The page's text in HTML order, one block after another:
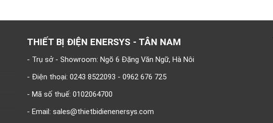
THIẾT BỊ ĐIỆN ENERSYS - TÂN NAM
- Trụ sở - Showroom: Ngõ 6 Đặng Văn Ngữ, Hà Nôi
- Điện thoại: 0243 8522093 - 0962 676 725
- Mã số thuế: 0102064700
- Email: sales@thietbidienenersys.com